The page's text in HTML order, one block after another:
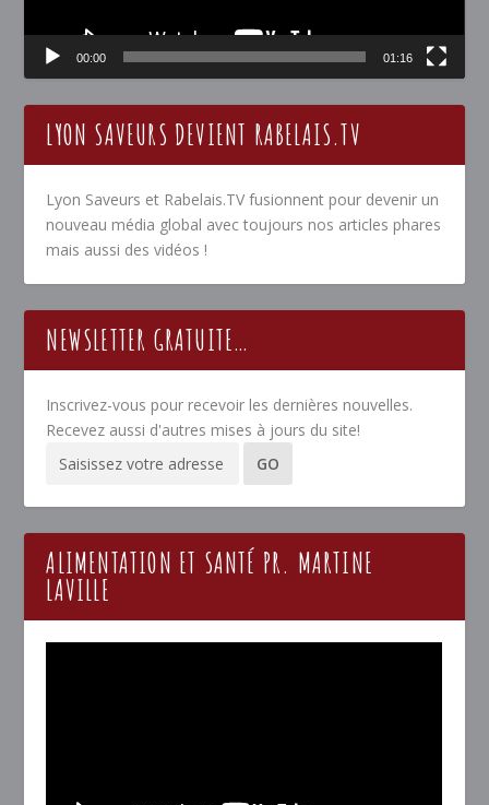
00:00 01:16
LYON SAVEURS DEVIENT RABELAIS.TV
Lyon Saveurs et Rabelais.TV fusionnent pour devenir un
nouveau média global avec toujours nos articles phares
mais aussi des vidéos !
NEWSLETTER GRATUITE…
Inscrivez-vous pour recevoir les dernières nouvelles.
Recevez aussi d'autres mises à jours du site!
ALIMENTATION ET SANTÉ PR. MARTINE
LAVILLE